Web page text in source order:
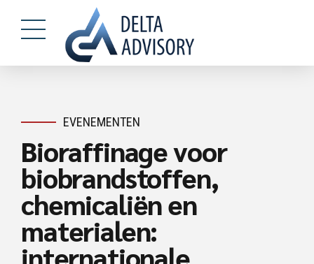
EVENEMENTEN
Bioraffinage voor
biobrandstoffen,
chemicaliën en
materialen:
internationale